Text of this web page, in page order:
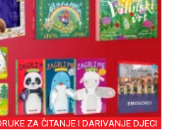
ZA ČITANJE I DARIVANJE DJECI